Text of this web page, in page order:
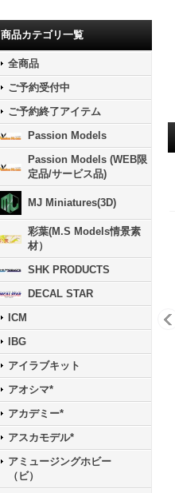
商品カテゴリ一覧
全商品
ご予約受付中
ご予約終了アイテム
Passion Models
Passion Models (WEB限
定品/サービス品)
MJ Miniatures(3D)
彩葉(M.S Models情景素
材）
SHK PRODUCTS
DECAL STAR
ICM
IBG
アイラブキット
アオシマ*
アカデミー*
アスカモデル*
アミュージングホビー
（ビ）